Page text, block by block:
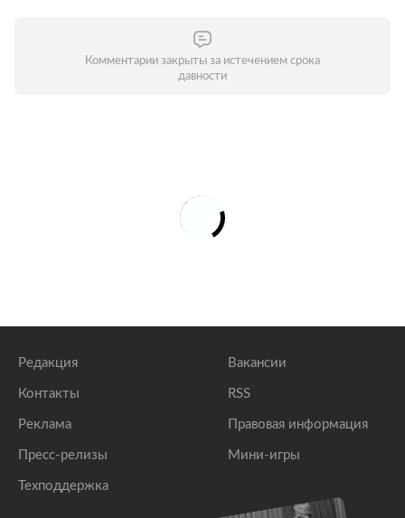
Комментарии закрыты за истечением срока
давности
Редакция
Контакты
Реклама
Пресс-релизы
Техподдержка
Вакансии
RSS
Правовая информация
Мини-игры